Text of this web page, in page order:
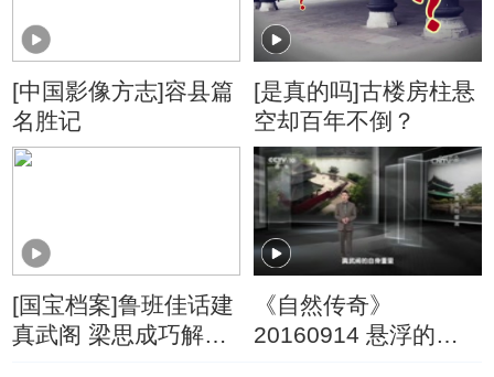
[中国影像方志]容县篇
名胜记
[是真的吗]古楼房柱悬
空却百年不倒？
[国宝档案]鲁班佳话建
真武阁 梁思成巧解阁
《自然传奇》
20160914 悬浮的楼